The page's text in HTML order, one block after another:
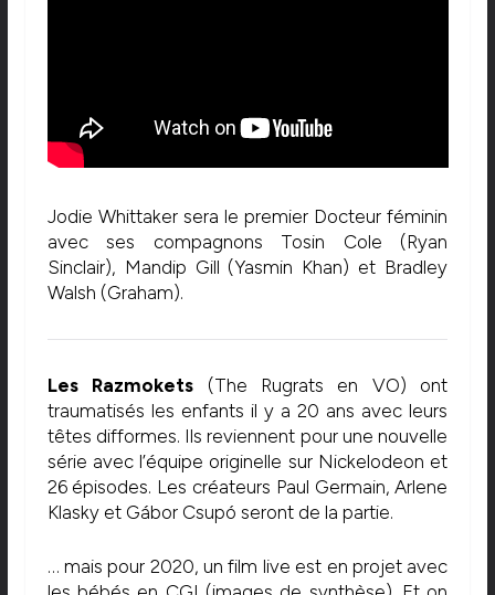
Jodie Whittaker sera le premier Docteur féminin
avec ses compagnons Tosin Cole (Ryan
Sinclair), Mandip Gill (Yasmin Khan) et Bradley
Walsh (Graham).
Les Razmokets (The Rugrats en VO) ont
traumatisés les enfants il y a 20 ans avec leurs
têtes difformes. Ils reviennent pour une nouvelle
série avec l’équipe originelle sur Nickelodeon et
26 épisodes. Les créateurs Paul Germain, Arlene
Klasky et Gábor Csupó seront de la partie.
… mais pour 2020, un film live est en projet avec